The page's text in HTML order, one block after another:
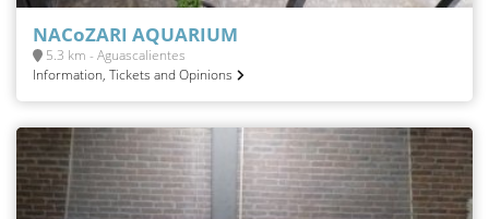
NACoZARI AQUARIUM
5.3 km - Aguascalientes
Information, Tickets and Opinions